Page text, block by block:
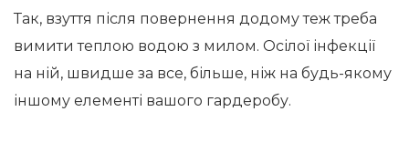
Так, взуття після повернення додому теж треба
вимити теплою водою з милом. Осілої інфекції
на ній, швидше за все, більше, ніж на будь-якому
іншому елементі вашого гардеробу.